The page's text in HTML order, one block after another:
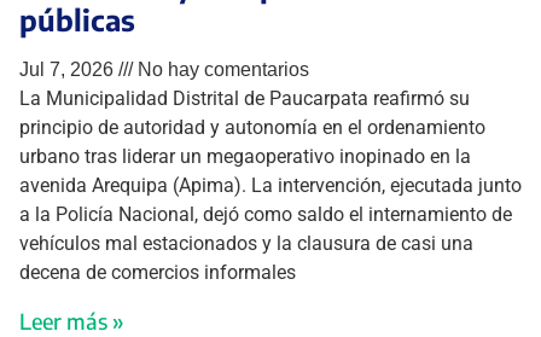
públicas
Jul 7, 2026 No hay comentarios
La Municipalidad Distrital de Paucarpata reafirmó su
principio de autoridad y autonomía en el ordenamiento
urbano tras liderar un megaoperativo inopinado en la
avenida Arequipa (Apima). La intervención, ejecutada junto
a la Policía Nacional, dejó como saldo el internamiento de
vehículos mal estacionados y la clausura de casi una
decena de comercios informales
Leer más »